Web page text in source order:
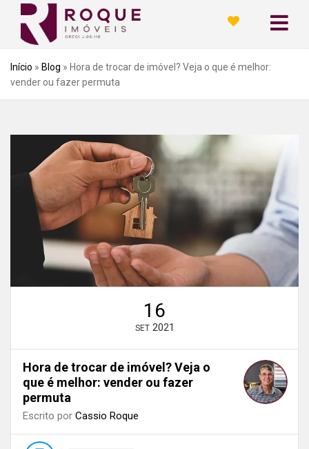
Início » Blog » Hora de trocar de imóvel? Veja o que é melhor:
vender ou fazer permuta
16
SET 2021
Hora de trocar de imóvel? Veja o
que é melhor: vender ou fazer
permuta
Escrito por Cassio Roque